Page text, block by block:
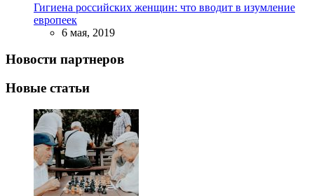
Гигиена российских женщин: что вводит в изумление
европеек
6 мая, 2019
Новости партнеров
Новые статьи